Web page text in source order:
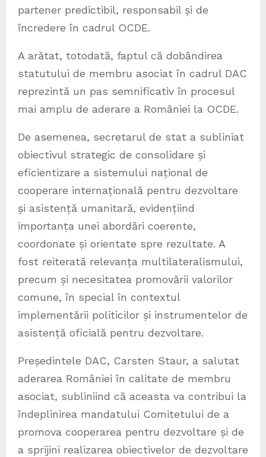
partener predictibil, responsabil și de
încredere în cadrul OCDE.
A arătat, totodată, faptul că dobândirea
statutului de membru asociat în cadrul DAC
reprezintă un pas semnificativ în procesul
mai amplu de aderare a României la OCDE.
De asemenea, secretarul de stat a subliniat
obiectivul strategic de consolidare și
eficientizare a sistemului național de
cooperare internațională pentru dezvoltare
și asistență umanitară, evidențiind
importanța unei abordări coerente,
coordonate și orientate spre rezultate. A
fost reiterată relevanța multilateralismului,
precum și necesitatea promovării valorilor
comune, în special în contextul
implementării politicilor și instrumentelor de
asistență oficială pentru dezvoltare.
Președintele DAC, Carsten Staur, a salutat
aderarea României în calitate de membru
asociat, subliniind că aceasta va contribui la
îndeplinirea mandatului Comitetului de a
promova cooperarea pentru dezvoltare și de
a sprijini realizarea obiectivelor de dezvoltare